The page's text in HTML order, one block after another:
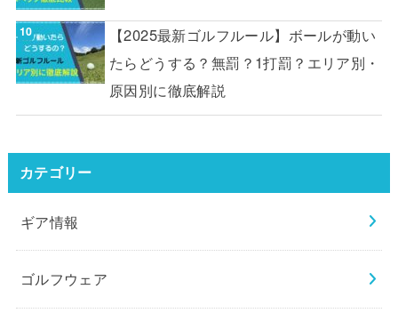
【2025最新ゴルフルール】ボールが動い
たらどうする？無罰？1打罰？エリア別・
原因別に徹底解説
カテゴリー
ギア情報
ゴルフウェア